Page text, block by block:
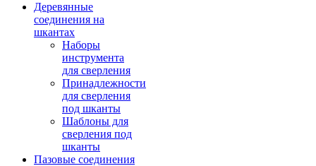
Деревянные
соединения на
шкантах
Наборы
инструмента
для сверления
Принадлежности
для сверления
под шканты
Шаблоны для
сверления под
шканты
Пазовые соединения